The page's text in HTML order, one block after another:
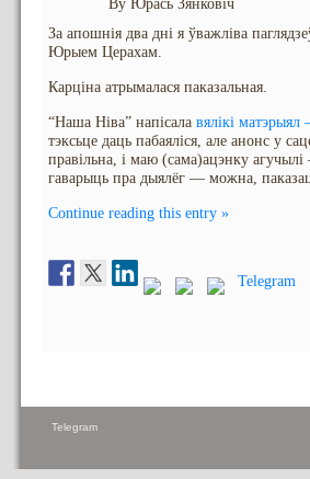
By Юрась Зянковіч
За апошнія два дні я ўважліва
Юрыем Церахам.
Карціна атрымалася паказальная.
“Наша Ніва” напісала вялікі
тэксьце даць пабаяліся, але анонс у
правільна, і маю (сама)ацэнку
гаварыць пра дыялёг — можна,
Continue reading this entry »
Telegram
Telegram